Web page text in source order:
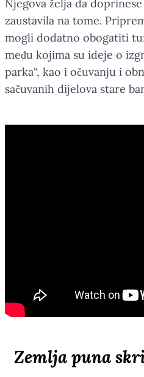
Njegova želja da
zaustavila na tome.
mogli dodatno obogatiti
među kojima su ideje o
parka“, kao i očuvanju i
sačuvanih dijelova stare
Zemlja puna